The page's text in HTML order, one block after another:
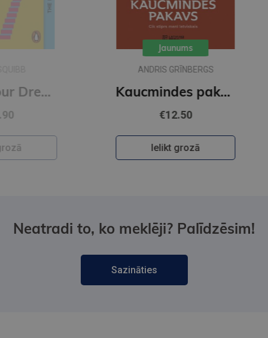
What's Your Dream? : Find Your Passion. Love Your Work. Build a Richer Life.
Jaunums
ANDRIS GRĪNBERGS
Kaucmindes pakavs
Ielikt grozā
Neatradi to, ko meklēji? Palīdzēsim!
Sazināties